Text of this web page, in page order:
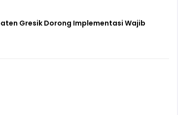
Gresik Dorong Implementasi Wajib